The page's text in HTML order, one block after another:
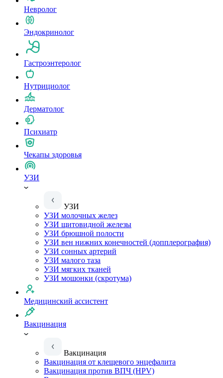
Невролог
Эндокринолог
Гастроэнтеролог
Нутрициолог
Дерматолог
Психиатр
Чекапы здоровья
УЗИ
УЗИ
УЗИ молочных желез
УЗИ щитовидной железы
УЗИ брюшной полости
УЗИ вен нижних конечностей (допплерография)
УЗИ сонных артерий
УЗИ малого таза
УЗИ мягких тканей
УЗИ мошонки (скротума)
Медицинский ассистент
Вакцинация
Вакцинация
Вакцинация от клещевого энцефалита
Вакцинация против ВПЧ (HPV)